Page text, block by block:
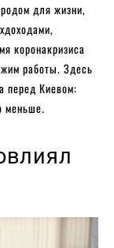
для жизни,
коронакризиса
работы. Здесь
перед Киевом:
меньше.